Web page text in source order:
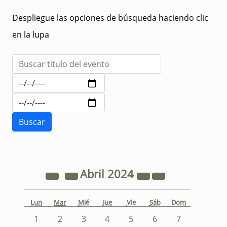
Despliegue las opciones de búsqueda haciendo clic
en la lupa
Abril 2024
Lun Mar Mié Jue Vie Sáb Dom
1 2 3 4 5 6
7